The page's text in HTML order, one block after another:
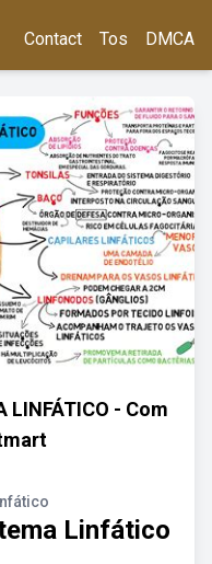
Contact Tos DMCA
LINFÁTICO - Com
Linfático